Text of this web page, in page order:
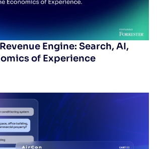
Engine: Search, AI,
of Experience